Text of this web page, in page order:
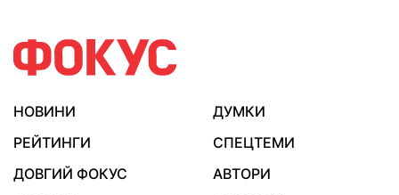
НОВИНИ
ДУМКИ
РЕЙТИНГИ
СПЕЦТЕМИ
ДОВГИЙ ФОКУС
АВТОРИ